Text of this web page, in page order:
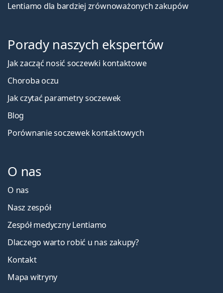
Lentiamo dla bardziej zrównoważonych zakupów
Porady naszych ekspertów
Jak zacząć nosić soczewki kontaktowe
Choroba oczu
Jak czytać parametry soczewek
Blog
Porównanie soczewek kontaktowych
O nas
O nas
Nasz zespół
Zespół medyczny Lentiamo
Dlaczego warto robić u nas zakupy?
Kontakt
Mapa witryny